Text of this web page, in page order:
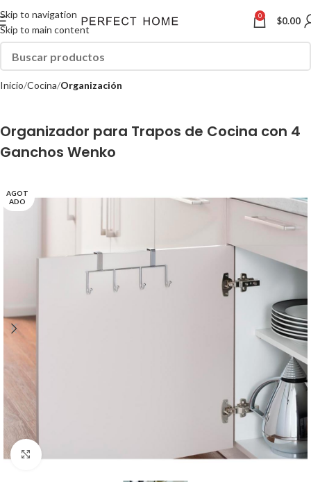
Skip to navigation
Skip to main content
0 $0.00
Inicio Cocina Organización
Organizador para Trapos de Cocina con 4
Ganchos Wenko
AGOT
ADO
Click to enlarge